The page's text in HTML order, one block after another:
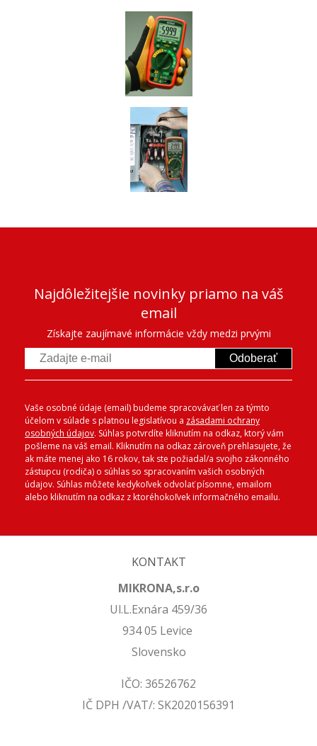
Najdôležitejšie novinky priamo na váš
email
Získajte zaujímavé informácie vždy medzi prvými
Odoberať
Vaše osobné údaje (email) budeme spracovávať len za týmto
účelom v súlade s platnou legislatívou a zásadami ochrany
osobných údajov. Súhlas potvrdíte kliknutím na odkaz, ktorý vám
pošleme na váš email. Kliknutím na odkaz zároveň prehlasujete, že
ak máte menej ako 16 rokov, tak ste požiadal/a svojho zákonného
zástupcu (rodiča) o súhlas so spracovaním vašich osobných
údajov. Súhlas môžete kedykoľvek odvolať písomne, emailom
alebo kliknutím na odkaz z ktoréhokoľvek informačného emailu.
KONTAKT
MIKRONA,s.r.o
Ul.L.Exnára 459/36
934 05 Levice
Slovensko
IČO: 36526762
IČ DPH /VAT/: SK2020156391